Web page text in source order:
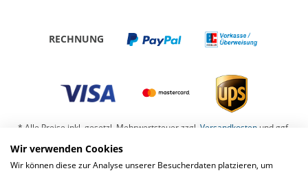
RECHNUNG
* Alle Preise inkl. gesetzl. Mehrwertsteuer zzgl. Versandkosten und ggf.
Nachnahmegebühren, wenn nicht anders beschrieben
Wir verwenden Cookies
Wir können diese zur Analyse unserer Besucherdaten platzieren, um